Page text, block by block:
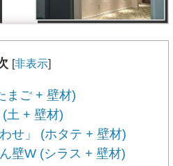
[非表示]
まご + 壁材)
土 + 壁材)
せ」 (ホタテ + 壁材)
壁W (シラス + 壁材)